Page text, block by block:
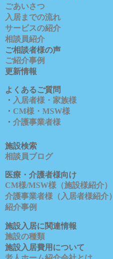
ごあいさつ
入居までの流れ
サービスの紹介
相談員紹介
ご相談者様の声
ご紹介事例
更新情報
よくあるご質問
・ 入居者様・家族様
・ CM様・MSW様
・ 介護事業者様
施設検索
相談員ブログ
医療・介護者様向け
CM様/MSW様（施設様紹介）
介護事業者様（入居者様紹介）
紹介事例
施設入居に関連情報
施設の種類
施設入居費用について